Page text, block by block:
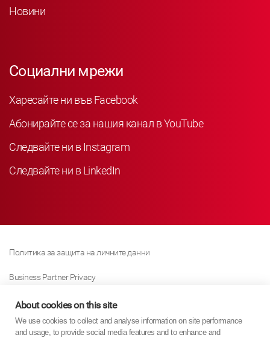
Новини
Социални мрежи
Харесайте ни във Facebook
Абонирайте се за нашия канал в YouTube
Следвайте ни в Instagram
Следвайте ни в LinkedIn
Политика за защита на личните данни
Business Partner Privacy
Политика за използване на „бисквитки“
Политика за закона за съвременното робство
About cookies on this site
We use cookies to collect and analyse information on site performance
and usage, to provide social media features and to enhance and